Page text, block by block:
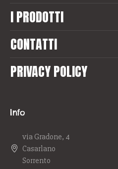
I PRODOTTI
CONTATTI
PRIVACY POLICY
Info
via Gradone, 4
Casarlano
Sorrento